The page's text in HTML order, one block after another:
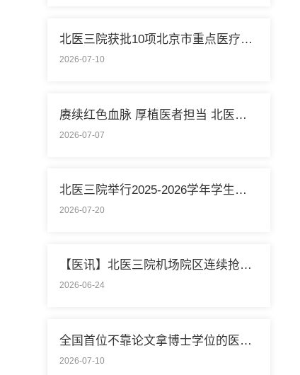
北医三院获批10项北京市重点医疗技术临床应用培训基地
2026-07-10
赓续红色血脉 厚植医者担当 北医三院开展庆祝中国共产党成立105周年系列活动
2026-07-07
北医三院举行2025-2026学年学生暑期社会实践启动仪式
2026-07-20
【医讯】北医三院机场院区连续抢救两名致死性肺栓塞外籍旅客
2026-06-24
全国首位不靠论文拿博士学位的医学领域研究生通过答辩
2026-07-10